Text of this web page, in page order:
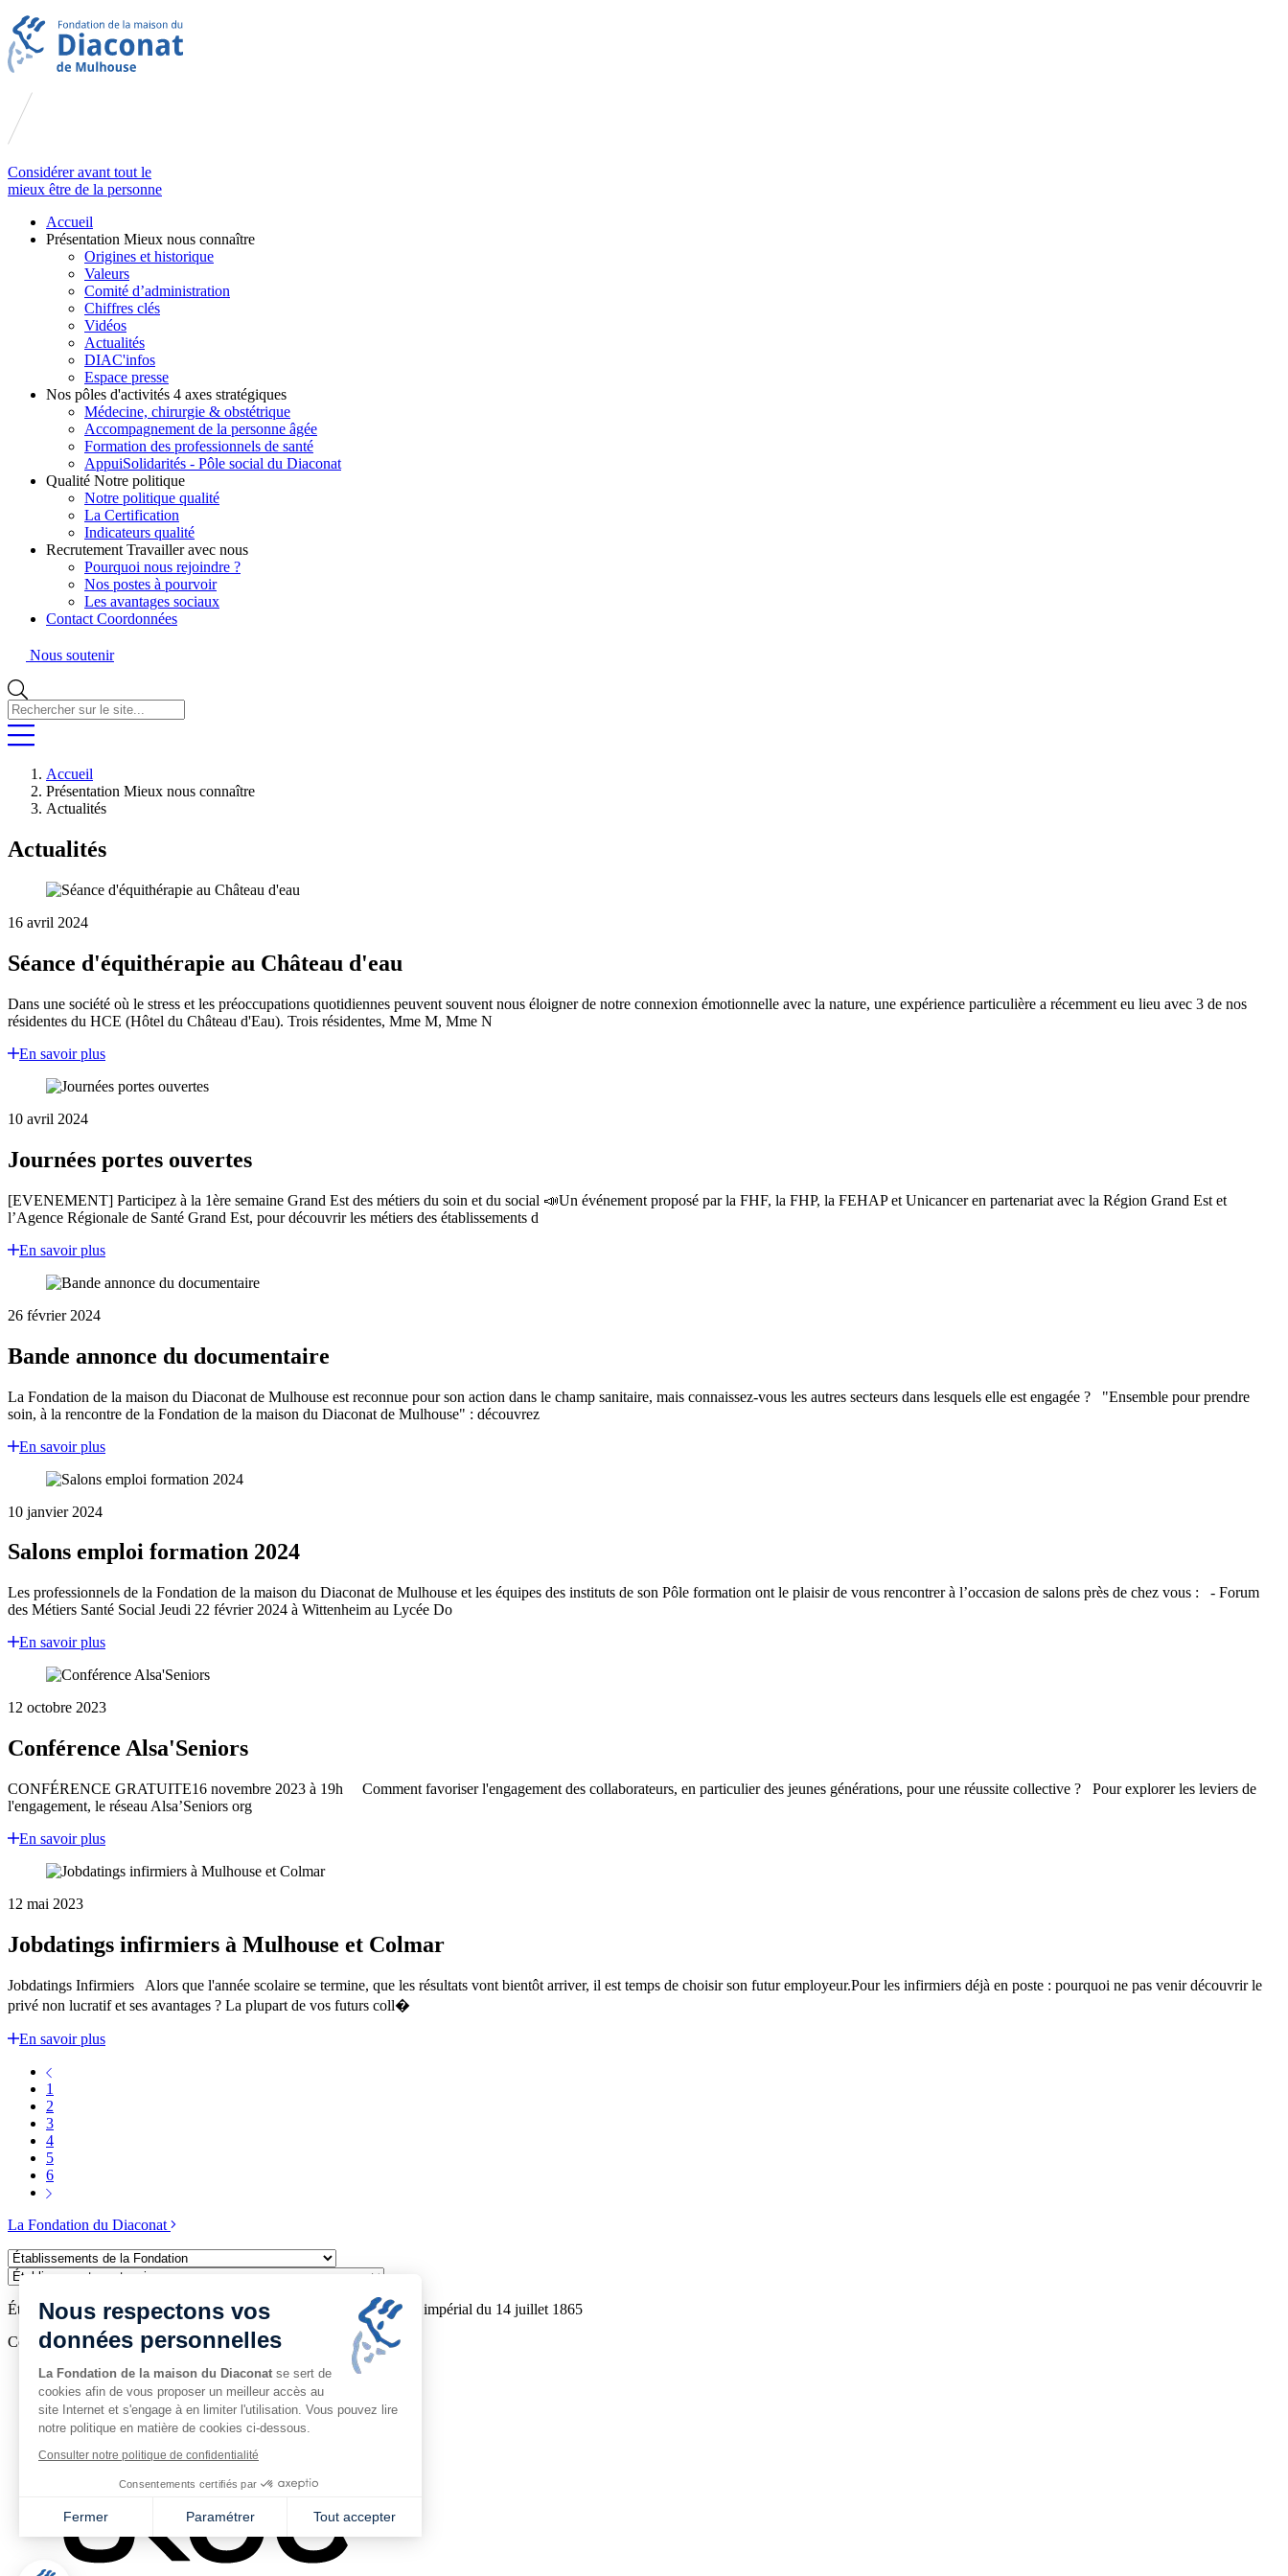
Considérer avant tout le
mieux être de la personne
Accueil
Présentation Mieux nous connaître
Origines et historique
Valeurs
Comité d’administration
Chiffres clés
Vidéos
Actualités
DIAC'infos
Espace presse
Nos pôles d'activités 4 axes stratégiques
Médecine, chirurgie & obstétrique
Accompagnement de la personne âgée
Formation des professionnels de santé
AppuiSolidarités - Pôle social du Diaconat
Qualité Notre politique
Notre politique qualité
La Certification
Indicateurs qualité
Recrutement Travailler avec nous
Pourquoi nous rejoindre ?
Nos postes à pourvoir
Les avantages sociaux
Contact Coordonnées
Nous soutenir
Rechercher
sur
le
Accueil
Présentation Mieux nous connaître
Actualités
Actualités
16 avril 2024
Séance d'équithérapie au Château d'eau
Dans une société où le stress et les préoccupations quotidiennes peuvent souvent nous éloigner de notre connexion émotionnelle avec la nature, une expérience particulière a récemment eu lieu avec 3 de nos
résidentes du HCE (Hôtel du Château d'Eau). Trois résidentes, Mme M, Mme N
En savoir plus
10 avril 2024
Journées portes ouvertes
[EVENEMENT] Participez à la 1ère semaine Grand Est des métiers du soin et du social 📣Un événement proposé par la FHF, la FHP, la FEHAP et Unicancer en partenariat avec la Région Grand Est et
l’Agence Régionale de Santé Grand Est, pour découvrir les métiers des établissements d
En savoir plus
26 février 2024
Bande annonce du documentaire
La Fondation de la maison du Diaconat de Mulhouse est reconnue pour son action dans le champ sanitaire, mais connaissez-vous les autres secteurs dans lesquels elle est engagée ? "Ensemble pour prendre
soin, à la rencontre de la Fondation de la maison du Diaconat de Mulhouse" : découvrez
En savoir plus
10 janvier 2024
Salons emploi formation 2024
Les professionnels de la Fondation de la maison du Diaconat de Mulhouse et les équipes des instituts de son Pôle formation ont le plaisir de vous rencontrer à l’occasion de salons près de chez vous : - Forum
des Métiers Santé Social Jeudi 22 février 2024 à Wittenheim au Lycée Do
En savoir plus
12 octobre 2023
Conférence Alsa'Seniors
CONFÉRENCE GRATUITE16 novembre 2023 à 19h Comment favoriser l'engagement des collaborateurs, en particulier des jeunes générations, pour une réussite collective ? Pour explorer les leviers de
l'engagement, le réseau Alsa’Seniors org
En savoir plus
12 mai 2023
Jobdatings infirmiers à Mulhouse et Colmar
Jobdatings Infirmiers Alors que l'année scolaire se termine, que les résultats vont bientôt arriver, il est temps de choisir son futur employeur.Pour les infirmiers déjà en poste : pourquoi ne pas venir découvrir le
privé non lucratif et ses avantages ? La plupart de vos futurs coll�
En savoir plus
1
2
3
4
5
6
La Fondation du Diaconat
Établissements
de
la
Fondation
Établissements
Établissement à but non lucratif reconnu d’utilité publique par décret impérial du 14 juillet 1865
Copyright © 2026 fondation-diaconat.fr
Mentions légales
Politique de confidentialité
Cookies
Plan du site
Nous respectons vos
données personnelles
La Fondation de la maison du Diaconat se sert de
cookies afin de vous proposer un meilleur accès au
site Internet et s'engage à en limiter l'utilisation. Vous pouvez lire
notre politique en matière de cookies ci-dessous.
Consulter notre politique de confidentialité
Consentements certifiés par
Fermer Paramétrer Tout accepter
Axeptio consent
Plateforme de Gestion du Consentement : Personnalisez vos Options